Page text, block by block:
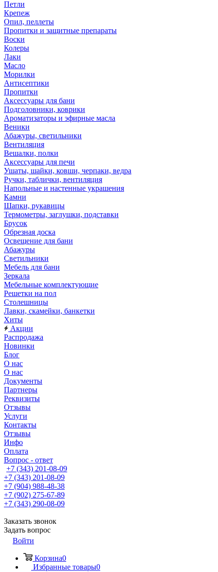
Петли
Крепеж
Опил, пеллеты
Пропитки и защитные препараты
Воски
Колеры
Лаки
Масло
Морилки
Антисептики
Пропитки
Аксессуары для бани
Подголовники, коврики
Ароматизаторы и эфирные масла
Веники
Абажуры, светильники
Вентиляция
Вешалки, полки
Аксессуары для печи
Ушаты, шайки, ковши, черпаки, ведра
Ручки, таблички, вентиляция
Напольные и настенные украшения
Камни
Шапки, рукавицы
Термометры, заглушки, подставки
Брусок
Обрезная доска
Освещение для бани
Абажуры
Светильники
Мебель для бани
Зеркала
Мебельные комплектующие
Решетки на пол
Столешницы
Лавки, скамейки, банкетки
Хиты
Акции
Распродажа
Новинки
Блог
О нас
О нас
Документы
Партнеры
Реквизиты
Отзывы
Услуги
Контакты
Отзывы
Инфо
Оплата
Вопрос - ответ
+7 (343) 201-08-09
+7 (343) 201-08-09
+7 (904) 988-48-38
+7 (902) 275-67-89
+7 (343) 290-08-09
Заказать звонок
Задать вопрос
Войти
Корзина0
Избранные товары0